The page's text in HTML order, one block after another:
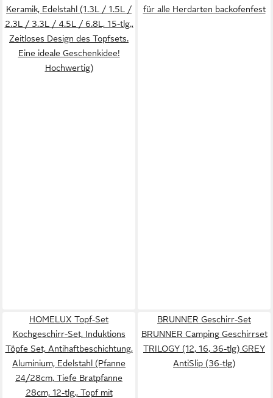
Keramik, Edelstahl (1.3L / 1.5L /
2.3L / 3.3L / 4.5L / 6.8L, 15-tlg.,
Zeitloses Design des Topfsets.
Eine ideale Geschenkidee!
Hochwertig)
für alle Herdarten backofenfest
HOMELUX Topf-Set
Kochgeschirr-Set, Induktions
Töpfe Set, Antihaftbeschichtung,
Aluminium, Edelstahl (Pfanne
24/28cm, Tiefe Bratpfanne
28cm, 12-tlg., Topf mit
BRUNNER Geschirr-Set
BRUNNER Camping Geschirrset
TRILOGY (12, 16, 36-tlg) GREY
AntiSlip (36-tlg)